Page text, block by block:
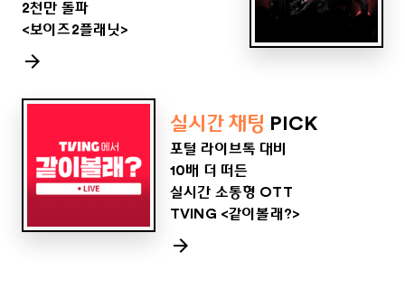
2천만 돌파
<보이즈2플래닛>
실시간 채팅 PICK
포털 라이브톡 대비
10배 더 떠든
실시간 소통형 OTT
TVING <같이볼래?>